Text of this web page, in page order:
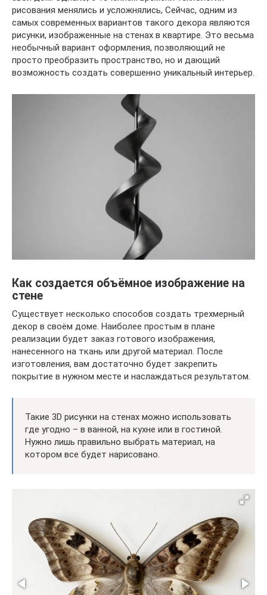
рисования менялись и усложнялись, Сейчас, одним из
самых современных вариантов такого декора являются
рисунки, изображенные на стенах в квартире. Это весьма
необычный вариант оформления, позволяющий не
просто преобразить пространство, но и дающий
возможность создать совершенно уникальный интерьер.
Как создается объёмное изображение на
стене
Существует несколько способов создать трехмерный
декор в своём доме. Наиболее простым в плане
реализации будет заказ готового изображения,
нанесенного на ткань или другой материал. После
изготовления, вам достаточно будет закрепить
покрытие в нужном месте и наслаждаться результатом.
Такие 3D рисунки на стенах можно использовать
где угодно – в ванной, на кухне или в гостиной.
Нужно лишь правильно выбрать материал, на
котором все будет нарисовано.